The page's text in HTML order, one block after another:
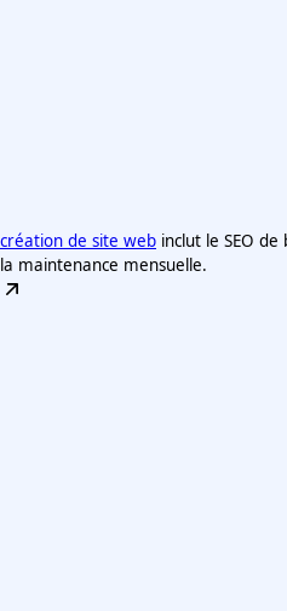
création de site web inclut le SEO
la maintenance mensuelle.